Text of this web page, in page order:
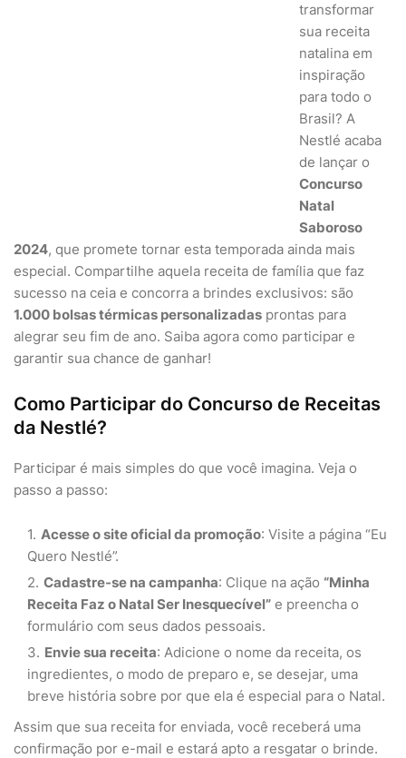
transformar
sua receita
natalina em
inspiração
para todo o
Brasil? A
Nestlé acaba
de lançar o
Concurso
Natal
Saboroso
2024, que promete tornar esta temporada ainda mais
especial. Compartilhe aquela receita de família que faz
sucesso na ceia e concorra a brindes exclusivos: são
1.000 bolsas térmicas personalizadas prontas para
alegrar seu fim de ano. Saiba agora como participar e
garantir sua chance de ganhar!
Como Participar do Concurso de Receitas
da Nestlé?
Participar é mais simples do que você imagina. Veja o
passo a passo:
Acesse o site oficial da promoção: Visite a página “Eu
Quero Nestlé”.
Cadastre-se na campanha: Clique na ação “Minha
Receita Faz o Natal Ser Inesquecível” e preencha o
formulário com seus dados pessoais.
Envie sua receita: Adicione o nome da receita, os
ingredientes, o modo de preparo e, se desejar, uma
breve história sobre por que ela é especial para o Natal.
Assim que sua receita for enviada, você receberá uma
confirmação por e-mail e estará apto a resgatar o brinde.